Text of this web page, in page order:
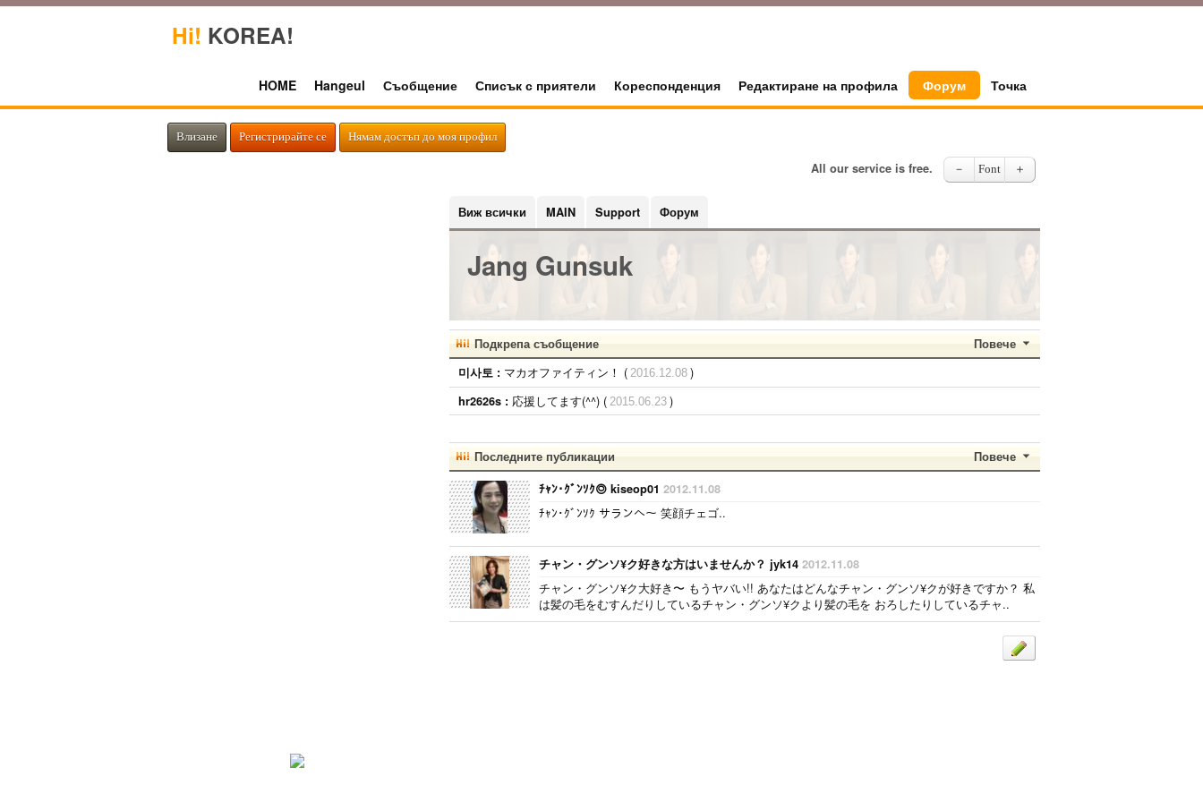
Hi! KOREA!
HOME Hangeul Съобщение Списък с приятели Кореспонденция Редактиране на профила Форум Точка
Влизане Регистрирайте се Нямам достъп до моя профил
All our service is free. － Font ＋
Виж всички MAIN Support Форум
Jang Gunsuk
Повече
Подкрепа съобщение
미사토 : マカオファイティン！ ( 2016.12.08 )
hr2626s : 応援してます(^^) ( 2015.06.23 )
Повече
Последните публикации
ﾁｬﾝ･ｸﾞﾝｿｸ◎ kiseop01 2012.11.08
ﾁｬﾝ･ｸﾞﾝｿｸ サランへ〜 笑顔チェゴ..
チャン・グンソ¥ク好きな方はいませんか？ jyk14 2012.11.08
チャン・グンソ¥ク大好き〜 もうヤバい!! あなたはどんなチャン・グンソ¥クが好きですか？ 私
は髪の毛をむすんだりしているチャン・グンソ¥クより髪の毛を おろしたりしているチャ..